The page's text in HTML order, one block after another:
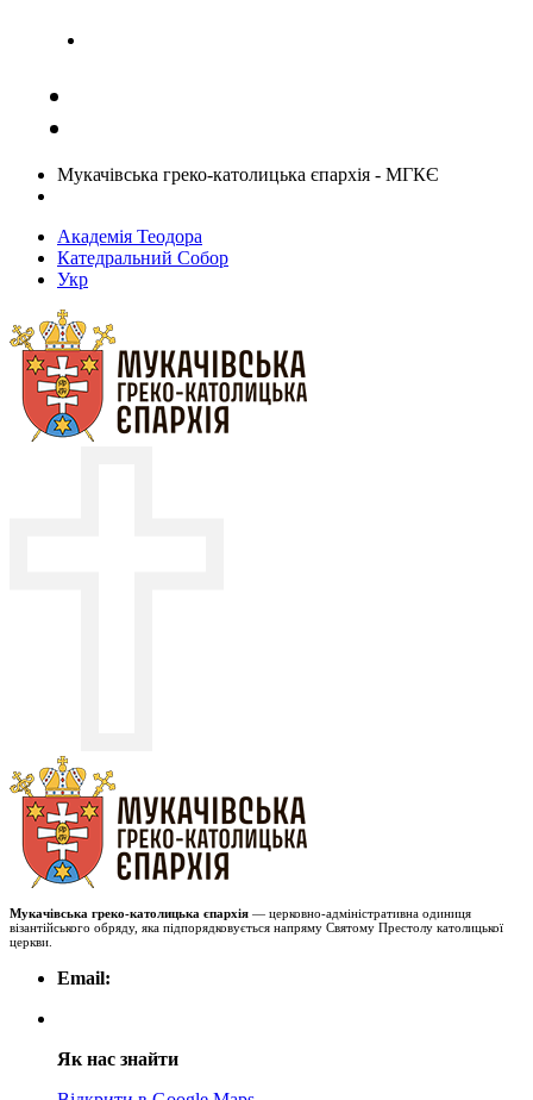
Мукачівська греко-католицька єпархія - МГКЄ
Академія Теодора
Катедральний Собор
Укр
Мукачівська греко-католицька єпархія — церковно-адміністративна одиниця
візантійського обряду, яка підпорядковується напряму Святому Престолу католицької
церкви.
Email:
Як нас знайти